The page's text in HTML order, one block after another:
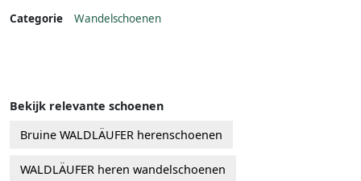
Categorie
Wandelschoenen
Bekijk relevante schoenen
Bruine WALDLÄUFER herenschoenen
WALDLÄUFER heren wandelschoenen